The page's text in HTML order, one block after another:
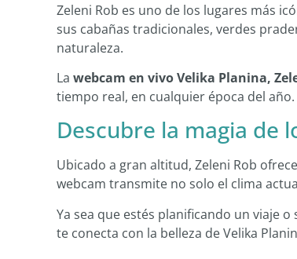
Zeleni Rob es uno de los lugares más
sus cabañas tradicionales, verdes
naturaleza.
La webcam en vivo Velika Planina,
tiempo real, en cualquier época del
Descubre la magia de
Ubicado a gran altitud, Zeleni Rob
webcam transmite no solo el clima
Ya sea que estés planificando un viaje
te conecta con la belleza de Velika